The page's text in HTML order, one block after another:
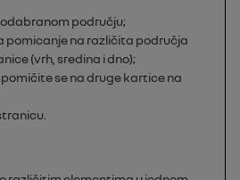
području;
pomicanje na različita područja
(vrh, sredina i dno);
se na druge kartice na